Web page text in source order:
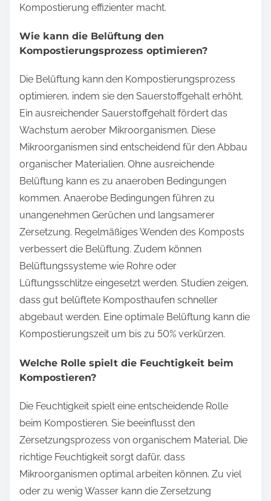
Kompostierung effizienter macht.
Wie kann die Belüftung den
Kompostierungsprozess optimieren?
Die Belüftung kann den Kompostierungsprozess
optimieren, indem sie den Sauerstoffgehalt erhöht.
Ein ausreichender Sauerstoffgehalt fördert das
Wachstum aerober Mikroorganismen. Diese
Mikroorganismen sind entscheidend für den Abbau
organischer Materialien. Ohne ausreichende
Belüftung kann es zu anaeroben Bedingungen
kommen. Anaerobe Bedingungen führen zu
unangenehmen Gerüchen und langsamerer
Zersetzung. Regelmäßiges Wenden des Komposts
verbessert die Belüftung. Zudem können
Belüftungssysteme wie Rohre oder
Lüftungsschlitze eingesetzt werden. Studien zeigen,
dass gut belüftete Komposthaufen schneller
abgebaut werden. Eine optimale Belüftung kann die
Kompostierungszeit um bis zu 50% verkürzen.
Welche Rolle spielt die Feuchtigkeit beim
Kompostieren?
Die Feuchtigkeit spielt eine entscheidende Rolle
beim Kompostieren. Sie beeinflusst den
Zersetzungsprozess von organischem Material. Die
richtige Feuchtigkeit sorgt dafür, dass
Mikroorganismen optimal arbeiten können. Zu viel
oder zu wenig Wasser kann die Zersetzung